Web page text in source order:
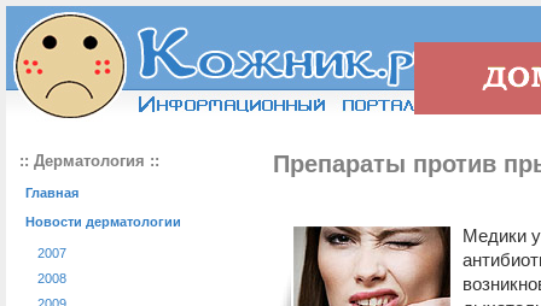
:: Дерматология ::
Главная
Новости дерматологии
2007
2008
Препараты против
Медики